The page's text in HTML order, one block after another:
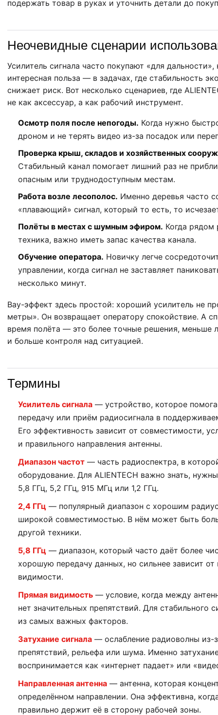
подержать товар в руках и уточнить детали до
Неочевидные сценарии
Усилитель сигнала часто покупают «для дальности»,
интересная польза — в задачах, где стабильность
снижает риск. Вот несколько сценариев, где
не как аксессуар, а как рабочий инструмент.
Осмотр поля после непогоды. Когда нужно
дроном и не терять видео из-за посадок или
Проверка крыш, складов и хозяйственных
Стабильный канал помогает лишний раз не
опасным или труднодоступным местам.
Работа возле лесополос. Именно деревья часто
«плавающий» сигнал, который то есть, то
Полёты в местах с шумным эфиром. Когда рядом
техника, важно иметь запас качества канала.
Обучение оператора. Новичку легче
управлении, когда сигнал не заставляет
несколько минут.
Вау-эффект здесь простой: хороший усилитель не
метры». Он возвращает оператору спокойствие. А
время полёта — это более точные решения, меньше
и больше контроля над ситуацией.
Термины
Усилитель сигнала — устройство, которое
передачу или приём радиосигнала в
Его эффективность зависит от совместимости,
и правильного направления антенны.
Диапазон частот — часть радиоспектра, в
оборудование. Для ALIENTECH важно знать,
5,8 ГГц, 5,2 ГГц, 915 МГц или 1,2 ГГц.
2,4 ГГц — популярный диапазон с хорошим
широкой совместимостью. В нём может быть
другой техники.
5,8 ГГц — диапазон, который часто даёт более
хорошую передачу данных, но сильнее зависит
видимости.
Прямая видимость — условие, когда между
нет значительных препятствий. Для стабильного
из самых важных факторов.
Затухание сигнала — ослабление радиоволны из-
препятствий, рельефа или шума. Именно
воспринимается как «интернет падает» или
Направленная антенна — антенна, которая
определённом направлении. Она эффективна,
правильно держит её в сторону рабочей зоны.